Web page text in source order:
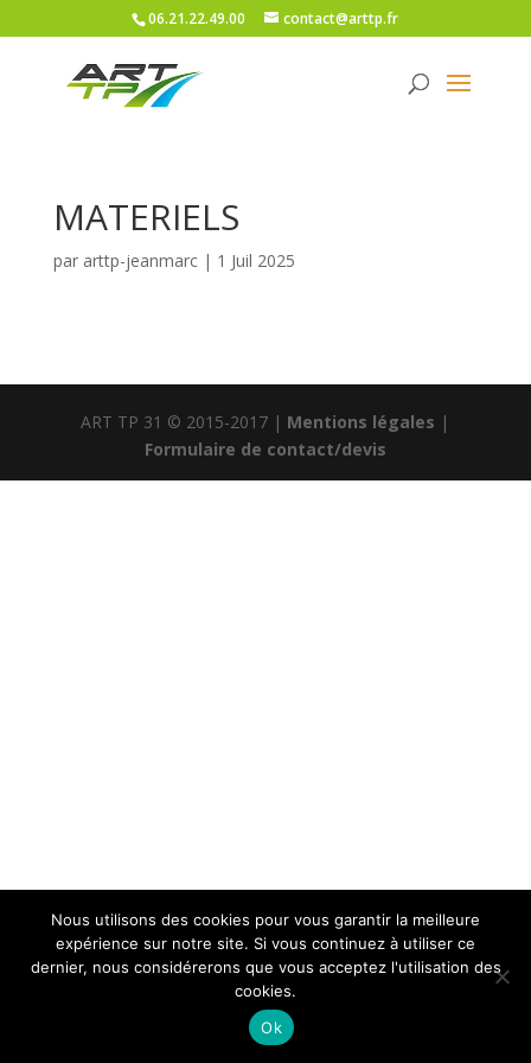
06.21.22.49.00 contact@arttp.fr
MATERIELS
par arttp-jeanmarc| 1 Juil 2025
ART TP 31 © 2015-2017 | Mentions légales |
Formulaire de contact/devis
Nous utilisons des cookies pour vous garantir la meilleure
expérience sur notre site. Si vous continuez à utiliser ce
dernier, nous considérerons que vous acceptez l'utilisation des
cookies.
Ok